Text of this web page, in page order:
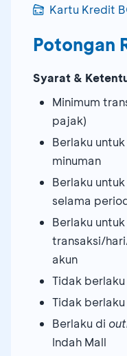
Kartu Kredit
Potongan
Syarat &
Minimum
pajak)
Berlaku
minuman
Berlaku
selama
Berlaku untuk
transaksi/
akun
Tidak
Tidak
Berlaku di
Indah Mall